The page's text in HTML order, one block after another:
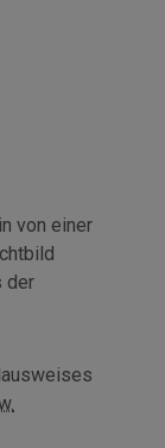
von einer
der